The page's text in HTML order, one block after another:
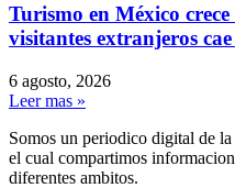
Turismo en México
visitantes extranjeros
6 agosto, 2026
Leer mas »
Somos un periodico digital de
el cual compartimos
diferentes ambitos.